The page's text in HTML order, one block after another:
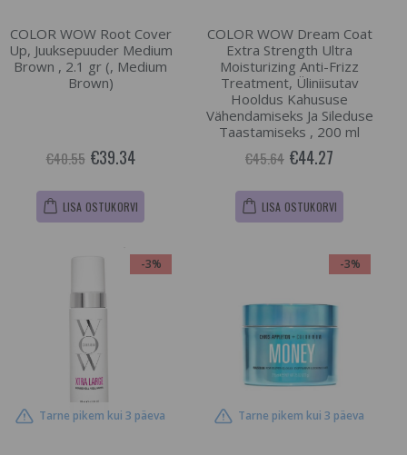
COLOR WOW Root Cover
Up, Juuksepuuder Medium
Brown , 2.1 gr (, Medium
Brown)
€40.55 €39.34
LISA OSTUKORVI
COLOR WOW Dream Coat
Extra Strength Ultra
Moisturizing Anti-Frizz
Treatment, Üliniisutav
Hooldus Kahususe
Vähendamiseks Ja Sileduse
Taastamiseks , 200 ml
€45.64 €44.27
LISA OSTUKORVI
-3%
Tarne pikem kui 3 päeva
-3%
Tarne pikem kui 3 päeva